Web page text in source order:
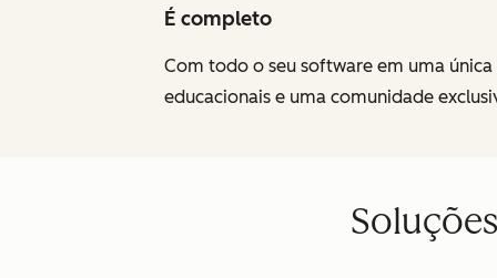
É completo
Com todo o seu software em uma
educacionais e uma comunidade